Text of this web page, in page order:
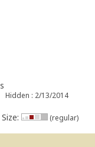
Hidden : 2/13/2014
Size: (regular)